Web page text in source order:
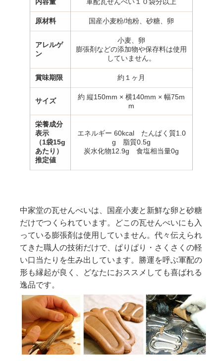
原材料 国産小麦粉/地粉、砂糖、卵
アレルゲ
ン
小麦、卵
膨張剤などの添加物や保存料は使用
していません。
賞味期限 約１ヶ月
サイズ
約 縦150mm × 横140mm × 幅75m
m
栄養成分
表示
（1袋15g
あたり）
推定値
エネルギー 60kcal たんぱく質1.0
g 脂質0.5g
炭水化物12.9g 食塩相当量0g
中家堂の瓦せんべいは、国産小麦と新鮮な卵と砂糖
だけでつくられています。どこの瓦せんべいにも入
っている膨張剤は使用していません。代々伝えられ
てきた職人の技術だけで、ぱりぱり・さくさくの軽
い口当たりを生み出しています。勝運を呼ぶ軍配の
形も縁起が良く、どなたにおススメしても喜ばれる
逸品です。